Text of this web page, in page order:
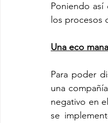
Poniendo
los
Una eco
Para poder
una
negativo en
se